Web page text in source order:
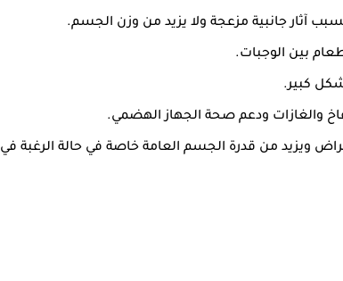
آثار جانبية مزعجة ولا يزيد من وزن الجسم.
بين الوجبات.
كبير.
والغازات ودعم صحة الجهاز الهضمي.
ويزيد من قدرة الجسم العامة خاصة في حالة الرغبة في